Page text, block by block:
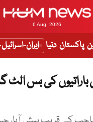
6 Aug, 2026
پاکستان دنیا ایران-